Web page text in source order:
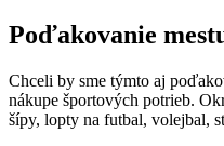
Poďakovanie
Chceli by sme týmto aj
nákupe športových potrieb.
šípy, lopty na futbal, volejbal,